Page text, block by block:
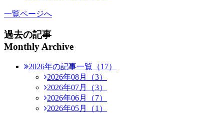
一覧ページへ
過去の記事
Monthly Archive
2026年の記事一覧（17）
2026年08月（3）
2026年07月（3）
2026年06月（7）
2026年05月（1）